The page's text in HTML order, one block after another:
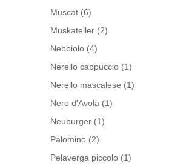
Muscat (6)
Muskateller (2)
Nebbiolo (4)
Nerello cappuccio (1)
Nerello mascalese (1)
Nero d'Avola (1)
Neuburger (1)
Palomino (2)
Pelaverga piccolo (1)